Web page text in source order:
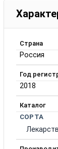
Страна
Россия
Год
2018
Каталог
СОРТА